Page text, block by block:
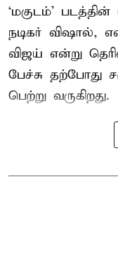
‘மகுடம்’
நடிகர் விஷால்,
விஜய் என்று
பேச்சு
பெற்று வருகிறது.